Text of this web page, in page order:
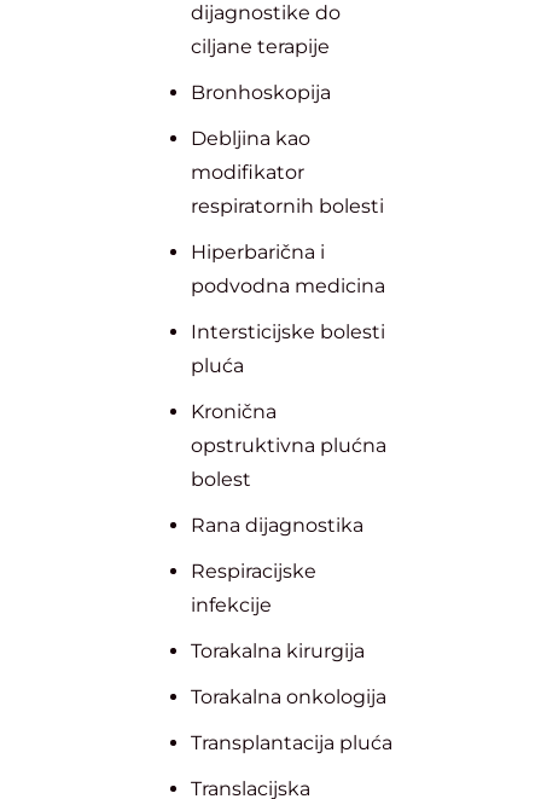
dijagnostike do
ciljane terapije
Bronhoskopija
Debljina kao
modifikator
respiratornih bolesti
Hiperbarična i
podvodna medicina
Intersticijske bolesti
pluća
Kronična
opstruktivna plućna
bolest
Rana dijagnostika
Respiracijske
infekcije
Torakalna kirurgija
Torakalna onkologija
Transplantacija pluća
Translacijska